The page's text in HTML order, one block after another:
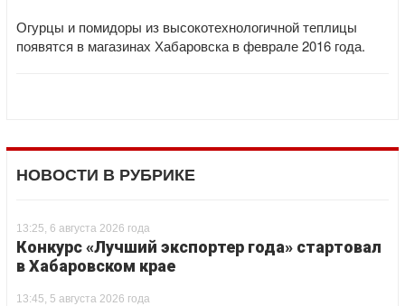
Огурцы и помидоры из высокотехнологичной теплицы
появятся в магазинах Хабаровска в феврале 2016 года.
НОВОСТИ В РУБРИКЕ
13:25, 6 августа 2026 года
Конкурс «Лучший экспортер года» стартовал
в Хабаровском крае
13:45, 5 августа 2026 года